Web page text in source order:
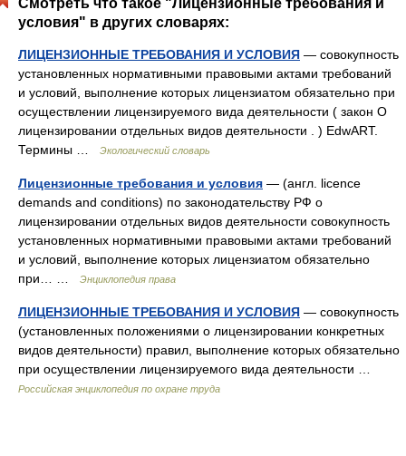
Смотреть что такое "Лицензионные требования и
условия" в других словарях:
ЛИЦЕНЗИОННЫЕ ТРЕБОВАНИЯ И УСЛОВИЯ — совокупность
установленных нормативными правовыми актами требований
и условий, выполнение которых лицензиатом обязательно при
осуществлении лицензируемого вида деятельности ( закон О
лицензировании отдельных видов деятельности . ) EdwART.
Термины …
Экологический словарь
Лицензионные требования и условия — (англ. licence
demands and conditions) по законодательству РФ о
лицензировании отдельных видов деятельности совокупность
установленных нормативными правовыми актами требований
и условий, выполнение которых лицензиатом обязательно
при… …
Энциклопедия права
ЛИЦЕНЗИОННЫЕ ТРЕБОВАНИЯ И УСЛОВИЯ — совокупность
(установленных положениями о лицензировании конкретных
видов деятельности) правил, выполнение которых обязательно
при осуществлении лицензируемого вида деятельности …
Российская энциклопедия по охране труда